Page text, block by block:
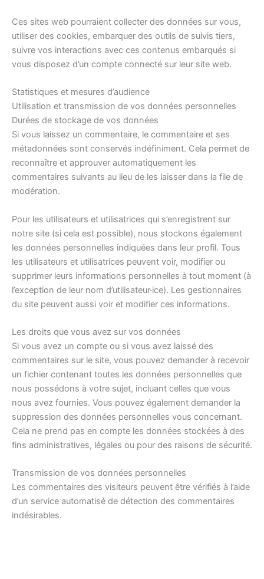
Ces sites web pourraient collecter des données sur vous,
utiliser des cookies, embarquer des outils de suivis tiers,
suivre vos interactions avec ces contenus embarqués si
vous disposez d’un compte connecté sur leur site web.
Statistiques et mesures d’audience
Utilisation et transmission de vos données personnelles
Durées de stockage de vos données
Si vous laissez un commentaire, le commentaire et ses
métadonnées sont conservés indéfiniment. Cela permet de
reconnaître et approuver automatiquement les
commentaires suivants au lieu de les laisser dans la file de
modération.
Pour les utilisateurs et utilisatrices qui s’enregistrent sur
notre site (si cela est possible), nous stockons également
les données personnelles indiquées dans leur profil. Tous
les utilisateurs et utilisatrices peuvent voir, modifier ou
supprimer leurs informations personnelles à tout moment (à
l’exception de leur nom d’utilisateur·ice). Les gestionnaires
du site peuvent aussi voir et modifier ces informations.
Les droits que vous avez sur vos données
Si vous avez un compte ou si vous avez laissé des
commentaires sur le site, vous pouvez demander à recevoir
un fichier contenant toutes les données personnelles que
nous possédons à votre sujet, incluant celles que vous
nous avez fournies. Vous pouvez également demander la
suppression des données personnelles vous concernant.
Cela ne prend pas en compte les données stockées à des
fins administratives, légales ou pour des raisons de sécurité.
Transmission de vos données personnelles
Les commentaires des visiteurs peuvent être vérifiés à l’aide
d’un service automatisé de détection des commentaires
indésirables.